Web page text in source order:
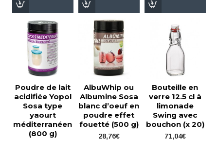
Poudre de lait
acidifiée Yopol
Sosa type
yaourt
méditerranéen
(800 g)
AlbuWhip ou
Albumine Sosa
blanc d’oeuf en
poudre effet
fouetté (500 g)
28,76€
Bouteille en
verre 12.5 cl à
limonade
Swing avec
bouchon (x 20)
71,04€